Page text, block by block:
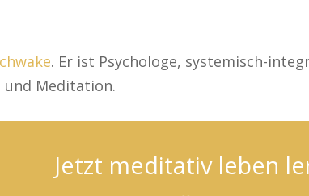
. Er ist Psychologe, systemisch-
und Meditation.
Jetzt meditativ leben